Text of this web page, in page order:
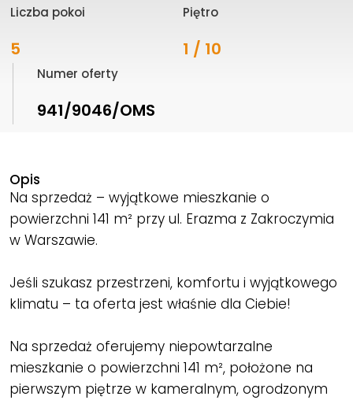
Liczba pokoi
5
Piętro
1 / 10
Numer oferty
941/9046/OMS
Opis
Na sprzedaż – wyjątkowe mieszkanie o
powierzchni 141 m² przy ul. Erazma z Zakroczymia
w Warszawie.
Jeśli szukasz przestrzeni, komfortu i wyjątkowego
klimatu – ta oferta jest właśnie dla Ciebie!
Na sprzedaż oferujemy niepowtarzalne
mieszkanie o powierzchni 141 m², położone na
pierwszym piętrze w kameralnym, ogrodzonym